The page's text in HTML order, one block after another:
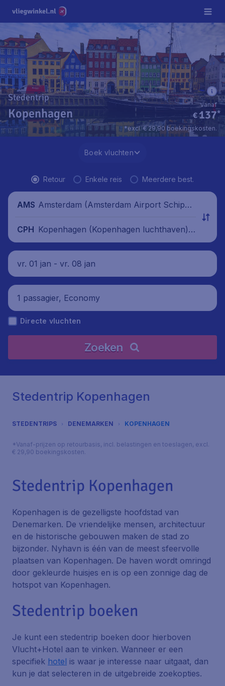
Stedentrip
Kopenhagen €137*
vanaf
*excl. € 29,90 boekingskosten.
Boek vluchten
Retour Enkele reis Meerdere best.
AMS Amsterdam (Amsterdam Airport Schipho
CPH Kopenhagen (Kopenhagen luchthaven),
Denemarken
vr. 01 jan - vr. 08 jan
1 passagier, Economy
Directe vluchten
Zoeken
Stedentrip Kopenhagen
STEDENTRIPS DENEMARKEN KOPENHAGEN
*Vanaf-prijzen op retourbasis, incl. belastingen en toeslagen, excl.
€ 29,90 boekingskosten.
Stedentrip Kopenhagen
Kopenhagen is de gezelligste hoofdstad van
Denemarken. De vriendelijke mensen, architectuur
en de historische gebouwen maken de stad zo
bijzonder. Nyhavn is één van de meest sfeervolle
plaatsen van Kopenhagen. De haven wordt omringd
door gekleurde huisjes en is op een zonnige dag de
hotspot van Kopenhagen.
Stedentrip boeken
Je kunt een stedentrip boeken door hierboven
Vlucht+Hotel aan te vinken. Wanneer er een
specifiek hotel is waar je interesse naar uitgaat, dan
kun je dat selecteren in de uitgebreide zoekopties.